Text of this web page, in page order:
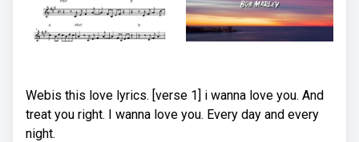
Webis this love lyrics. [verse 1] i wanna love you. And
treat you right. I wanna love you. Every day and every
night.